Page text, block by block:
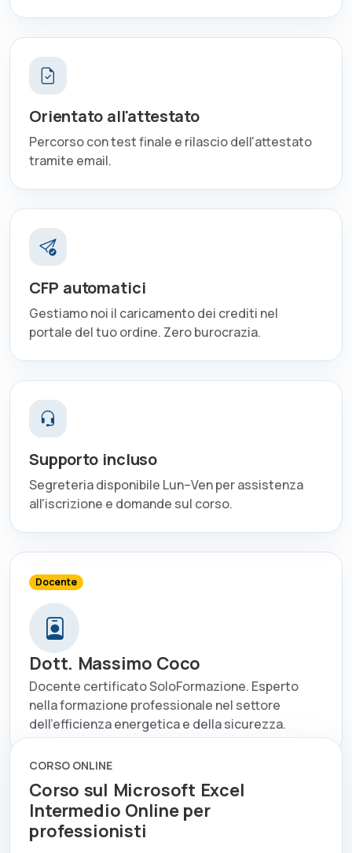
Orientato all'attestato
Percorso con test finale e rilascio dell'attestato
tramite email.
CFP automatici
Gestiamo noi il caricamento dei crediti nel
portale del tuo ordine. Zero burocrazia.
Supporto incluso
Segreteria disponibile Lun–Ven per assistenza
all'iscrizione e domande sul corso.
Docente
Dott. Massimo Coco
Docente certificato SoloFormazione. Esperto
nella formazione professionale nel settore
dell'efficienza energetica e della sicurezza.
CORSO ONLINE
Corso sul Microsoft Excel
Intermedio Online per
professionisti